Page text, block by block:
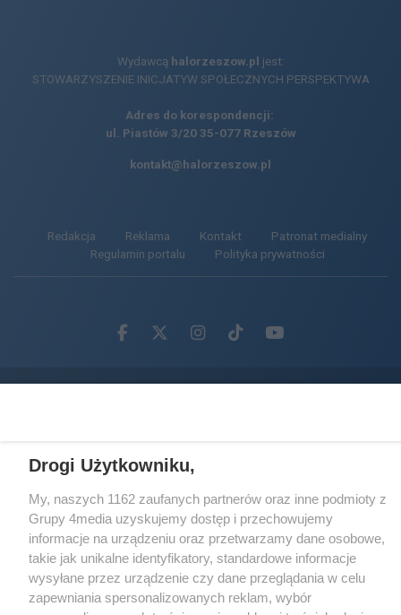
Wydawcą halorzeszow.pl jest:
STOWARZYSZENIE INICJATYW SPOŁECZNYCH PERSPEKTYWA
Adres do korespondencji:
ul. Piastów 3/20 35-077 Rzeszów
kontakt@halorzeszow.pl
Redakcja Reklama Kontakt
Patronat medialny
Regulamin portalu
Polityka prywatności
Facebook.com
X.comInstagram.com
Tiktok.comYoutube.com
Drogi Użytkowniku,
My, naszych 1162 zaufanych partnerów oraz inne podmioty z
Grupy 4media uzyskujemy dostęp i przechowujemy
informacje na urządzeniu oraz przetwarzamy dane osobowe,
takie jak unikalne identyfikatory, standardowe informacje
wysyłane przez urządzenie czy dane przeglądania w celu
zapewniania spersonalizowanych reklam, wybór